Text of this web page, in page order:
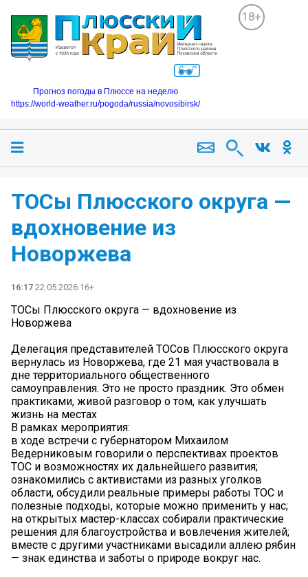
18+
Прогноз погоды в Плюссе на неделю
https://world-weather.ru/pogoda/russia/novosibirsk/
ТОСы Плюсского округа —
вдохновение из
Новоржева
16:17 22.05.2026 16+
ТОСы Плюсского округа — вдохновение из
Новоржева
Делегация представителей ТОСов Плюсского округа
вернулась из Новоржева, где 21 мая участвовала в
дне территориального общественного
самоуправления. Это не просто праздник. Это обмен
практиками, живой разговор о том, как улучшать
жизнь на местах
В рамках мероприятия:
в ходе встречи с губернатором Михаилом
Ведерниковым говорили о перспективах проектов
ТОС и возможностях их дальнейшего развития;
ознакомились с активистами из разных уголков
области, обсудили реальные примеры работы ТОС и
полезные подходы, которые можно применить у нас;
на открытых мастер-классах собирали практические
решения для благоустройства и вовлечения жителей;
вместе с другими участниками высадили аллею рябин
— знак единства и заботы о природе вокруг нас.